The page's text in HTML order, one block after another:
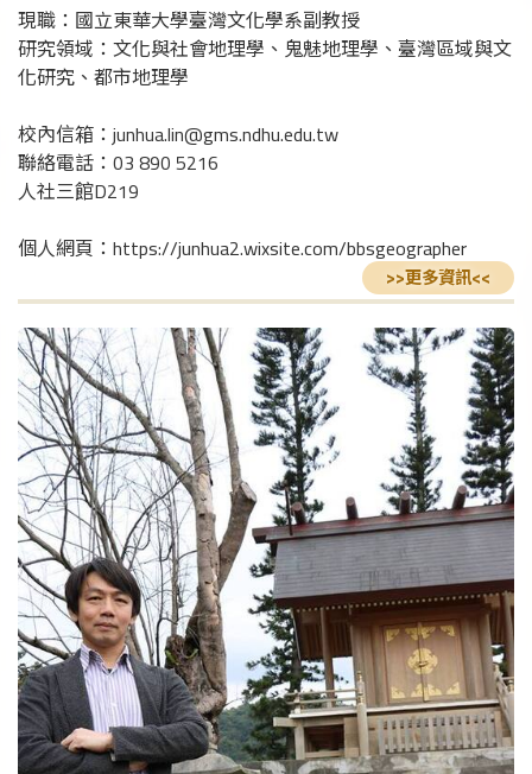
現職：國立東華大學臺灣文化學系副教授
研究領域：文化與社會地理學、鬼魅地理學、臺灣區域與文
化研究、都市地理學
校內信箱：junhua.lin@gms.ndhu.edu.tw
聯絡電話：03 890 5216
人社三館D219
個人網頁：https://junhua2.wixsite.com/bbsgeographer